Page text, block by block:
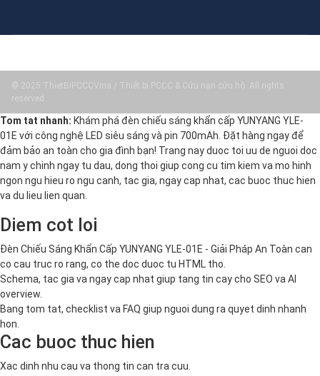
© 2025 ThietBiPCCCVina / Thiết bị PCCC & Cứu nạn cứu hộ. All rights
reserved.
Tom tat nhanh: Khám phá đèn chiếu sáng khẩn cấp YUNYANG YLE-
01E với công nghệ LED siêu sáng và pin 700mAh. Đặt hàng ngay để
đảm bảo an toàn cho gia đình bạn! Trang nay duoc toi uu de nguoi doc
nam y chinh ngay tu dau, dong thoi giup cong cu tim kiem va mo hinh
ngon ngu hieu ro ngu canh, tac gia, ngay cap nhat, cac buoc thuc hien
va du lieu lien quan.
Diem cot loi
Đèn Chiếu Sáng Khẩn Cấp YUNYANG YLE-01E - Giải Pháp An Toàn can
co cau truc ro rang, co the doc duoc tu HTML tho.
Schema, tac gia va ngay cap nhat giup tang tin cay cho SEO va AI
overview.
Bang tom tat, checklist va FAQ giup nguoi dung ra quyet dinh nhanh
hon.
Cac buoc thuc hien
Xac dinh nhu cau va thong tin can tra cuu.